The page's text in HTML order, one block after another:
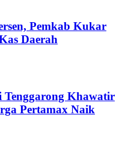
Pemkab Kukar
Daerah
Tenggarong Khawatir
Pertamax Naik